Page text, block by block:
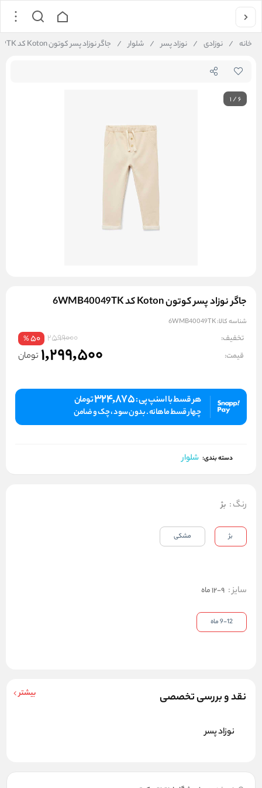
خانه / نوزادی / نوزاد پسر / شلوار / جاگر نوزاد پسر کوتون Koton کد 6WMB40049TK
1/6
جاگر نوزاد پسر کوتون Koton کد 6WMB40049TK
شناسه کالا:6WMB40049TK
تخفیف: 2599000
50
%
قیمت: 1,299,500 تومان
هر قسط با اسنپ پی :324,875تومان
چهار قسط ماهانه . بدون سود ، چک و ضامن
دسته بندی: شلوار
نقد و بررسی تخصصی بیشتر
نوزاد پسر
رنگ: بژ
بژ مشکی
سایز: 9-12 ماه
9-12 ماه